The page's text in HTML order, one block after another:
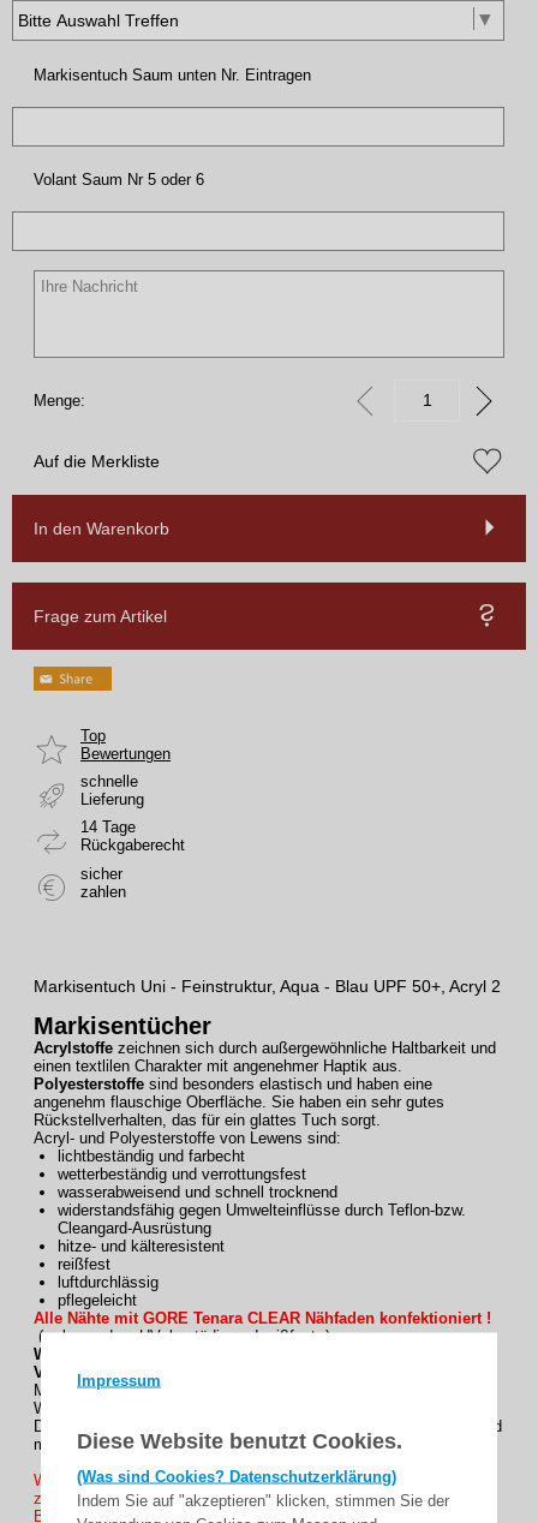
Impressum
Diese Website benutzt Cookies.
(Was sind Cookies? Datenschutzerklärung)
Indem Sie auf "akzeptieren" klicken, stimmen Sie der
Markisentuch Saum unten Nr. Eintragen
Volant Saum Nr 5 oder 6
Menge:
Auf die Merkliste
In den Warenkorb
Frage zum Artikel
Top
Bewertungen
schnelle
Lieferung
14 Tage
Rückgaberecht
sicher
zahlen
Markisentuch Uni - Feinstruktur, Aqua - Blau UPF 50+, Acryl 2
Markisentücher
Acrylstoffe zeichnen sich durch außergewöhnliche Haltbarkeit und
einen textlilen Charakter mit angenehmer Haptik aus.
Polyesterstoffe sind besonders elastisch und haben eine
angenehm flauschige Oberfläche. Sie haben ein sehr gutes
Rückstellverhalten, das für ein glattes Tuch sorgt.
Acryl- und Polyesterstoffe von Lewens sind:
lichtbeständig und farbecht
wetterbeständig und verrottungsfest
wasserabweisend und schnell trocknend
widerstandsfähig gegen Umwelteinflüsse durch Teflon-bzw.
Cleangard-Ausrüstung
hitze- und kälteresistent
reißfest
luftdurchlässig
pflegeleicht
Alle Nähte mit GORE Tenara CLEAR Nähfaden konfektioniert !
( = besonders UV- bestädig und reißfest. )
Wir empfehlen zu diesem Dessin:
Volant Form 2
Manche Markisenmodelle sind nur mit einem Volant vollständig.
Wählen Sie aus unseren 4 Volantformen.
Der Volant wird passend zum Rapport des Dessins geschnitten und
mit dem farblich abgestimmten Einfassband abgeschlossen.
Wünschen Sie ihre Markisentuch mit einen Volant ? , Wir haben
zur Auswahl mit ein höhe von 20 oder 30 cm
Bei Maßeingabe den Ausfallmaß gewünschte Volant höhe mit